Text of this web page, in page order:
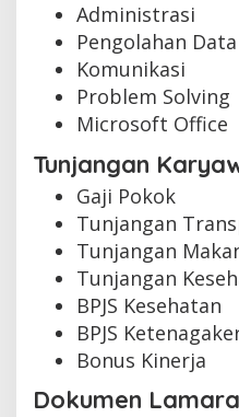
Administrasi
Pengolahan Data
Komunikasi
Problem Solving
Microsoft Office
Tunjangan
Gaji Pokok
Tunjangan
Tunjangan
Tunjangan
BPJS Kesehatan
BPJS
Bonus Kinerja
Dokumen